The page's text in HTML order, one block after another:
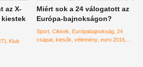
az X-
Klub
Miért sok a 24 válogatott az
Európa-bajnokságon?
Sport Cikkek Európabajnokság 24
csapat kiesők vélemény euro 2016